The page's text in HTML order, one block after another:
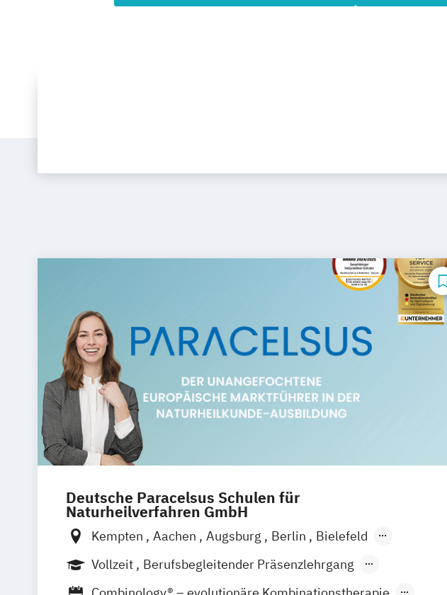
Deutsche Paracelsus Schulen für
Naturheilverfahren GmbH
Kempten Aachen Augsburg Berlin
Bielefeld
Braunschweig Bremen Chemnitz
Dortmund
Dresden
Düsseldorf
Vollzeit
Berufsbegleitender Präsenzlehrgang
Fernlehrgang